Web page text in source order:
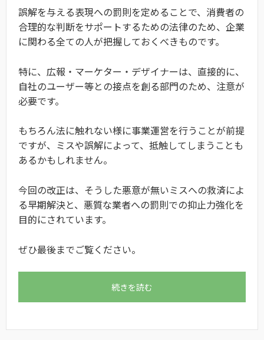
誤解を与える表現への罰則を定めることで、消費者の
合理的な判断をサポートするための法律のため、企業
に関わる全ての人が把握しておくべきものです。
特に、広報・マーケター・デザイナーは、直接的に、
自社のユーザー等との接点を創る部門のため、注意が
必要です。
もちろん法に触れない様に事業運営を行うことが前提
ですが、ミスや誤解によって、抵触してしまうことも
あるかもしれません。
今回の改正は、そうした悪意が無いミスへの救済によ
る早期解決と、悪質な業者への罰則での抑止力強化を
目的にされています。
ぜひ最後までご覧ください。
続きを読む